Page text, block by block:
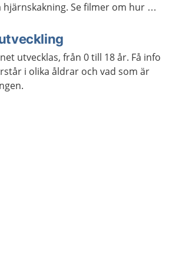
Se filmer om hur du
utvecklas, från 0 till 18 år. Få info
i olika åldrar och vad som är